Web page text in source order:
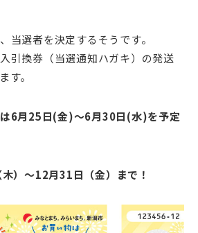
当選者を決定するそうです。
引換券（当選通知ハガキ）の発送
す。
6月25日(金)～6月30日(水)を予定
）～12月31日（金）まで！